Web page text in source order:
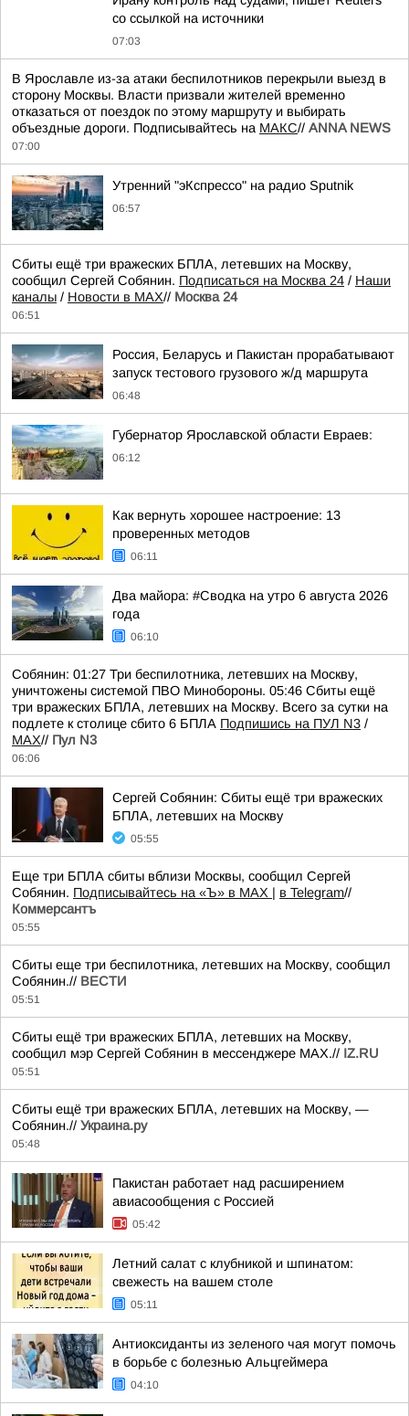
со ссылкой на источники
07:03
В Ярославле из-за атаки беспилотников перекрыли выезд в
сторону Москвы. Власти призвали жителей временно
отказаться от поездок по этому маршруту и выбирать
объездные дороги. Подписывайтесь на МАКС// ANNA NEWS
07:00
Утренний "эКспрессо" на радио Sputnik
06:57
Сбиты ещё три вражеских БПЛА, летевших на Москву,
сообщил Сергей Собянин. Подписаться на Москва 24 / Наши
каналы / Новости в MAX// Москва 24
06:51
Россия, Беларусь и Пакистан прорабатывают
запуск тестового грузового ж/д маршрута
06:48
Губернатор Ярославской области Евраев:
06:12
Как вернуть хорошее настроение: 13
проверенных методов
06:11
Два майора: #Сводка на утро 6 августа 2026
года
06:10
Собянин: 01:27 Три беспилотника, летевших на Москву,
уничтожены системой ПВО Минобороны. 05:46 Сбиты ещё
три вражеских БПЛА, летевших на Москву. Всего за сутки на
подлете к столице сбито 6 БПЛА Подпишись на ПУЛ N3 /
MAX// Пул N3
06:06
Сергей Собянин: Сбиты ещё три вражеских
БПЛА, летевших на Москву
05:55
Еще три БПЛА сбиты вблизи Москвы, сообщил Сергей
Собянин. Подписывайтесь на «Ъ» в MAX | в Telegram//
Коммерсантъ
05:55
Сбиты еще три беспилотника, летевших на Москву, сообщил
Собянин.// ВЕСТИ
05:51
Сбиты ещё три вражеских БПЛА, летевших на Москву,
сообщил мэр Сергей Собянин в мессенджере MAX.// IZ.RU
05:51
Сбиты ещё три вражеских БПЛА, летевших на Москву, —
Собянин.// Украина.ру
05:48
Пакистан работает над расширением
авиасообщения с Россией
05:42
Летний салат с клубникой и шпинатом:
свежесть на вашем столе
05:11
Антиоксиданты из зеленого чая могут помочь
в борьбе с болезнью Альцгеймера
04:10